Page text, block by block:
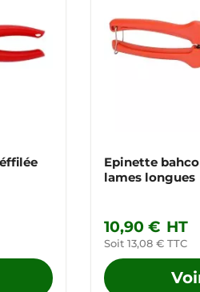
Epinette bahco
lames longues
10,90 € HT
Soit 13,08 € TTC